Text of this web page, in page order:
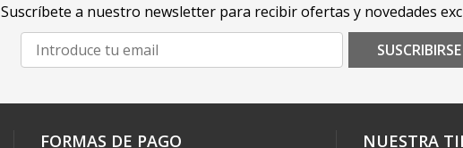
Suscríbete a nuestro newsletter para recibir ofertas y novedades
SUSCRIBIRSE
FORMAS DE PAGO NUESTRA